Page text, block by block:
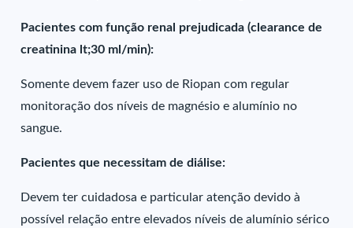
Pacientes com função renal prejudicada (clearance de
creatinina lt;30 ml/min):
Somente devem fazer uso de Riopan com regular
monitoração dos níveis de magnésio e alumínio no
sangue.
Pacientes que necessitam de diálise:
Devem ter cuidadosa e particular atenção devido à
possível relação entre elevados níveis de alumínio sérico